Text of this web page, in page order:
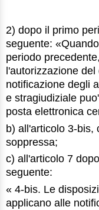
2) dopo il primo
seguente:
periodo
l'autorizzazione
notificazione degli
e stragiudiziale
posta elettronica
b) all'articolo 3-bis,
soppressa;
c) all'articolo 7
seguente:
« 4-bis. Le
applicano alle